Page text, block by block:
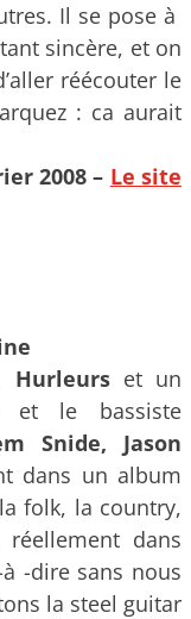
Il se pose à
sincère, et on
réécouter le
: ca aurait
2008 – Le site
Hurleurset un
et le bassiste
Snide, Jason
dans un album
folk, la country,
dans
-dire sans nous
la steel guitar